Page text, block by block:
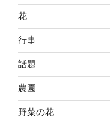
花
行事
話題
農園
野菜の花